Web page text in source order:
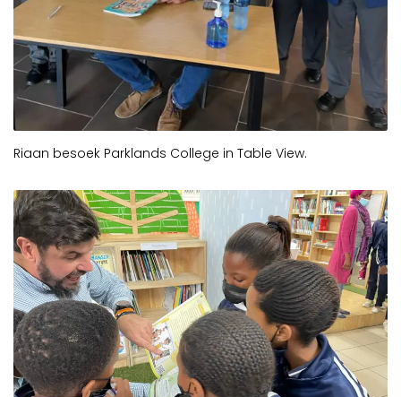
Riaan besoek Parklands College in Table View.